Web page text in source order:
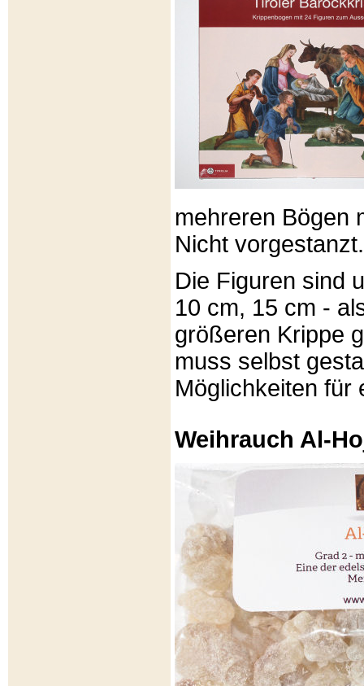
mehreren Bögen
Nicht vorgestanzt.
Die Figuren sind
10 cm, 15 cm -
größeren Krippe
muss selbst
Möglichkeiten für
Weihrauch Al-